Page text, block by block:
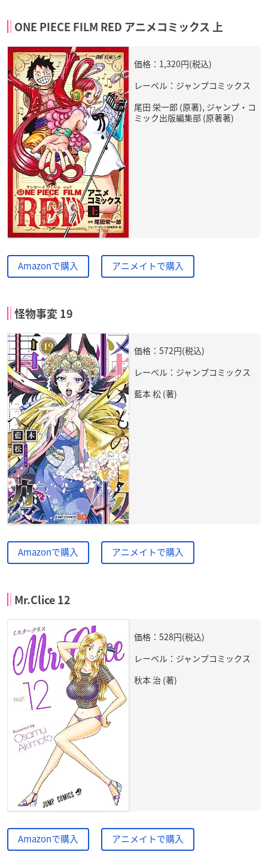
ONE PIECE FILM RED アニメコミックス 上
価格：1,320円(税込)
レーベル：ジャンプコミックス
尾田 栄一郎 (原著), ジャンプ・コ
ミック出版編集部 (原著著)
Amazonで購入 アニメイトで購入
怪物事変 19
価格：572円(税込)
レーベル：ジャンプコミックス
藍本 松 (著)
Amazonで購入 アニメイトで購入
Mr.Clice 12
価格：528円(税込)
レーベル：ジャンプコミックス
秋本 治 (著)
Amazonで購入 アニメイトで購入